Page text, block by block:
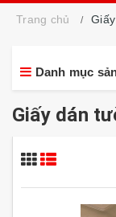
Trang chủ
Danh mục
Giấy dán